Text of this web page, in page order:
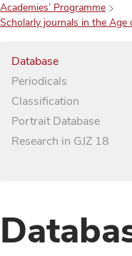
Academies’ Programme
Scholarly journals in the Age
Database
Periodicals
Classification
Portrait Database
Research in GJZ 18